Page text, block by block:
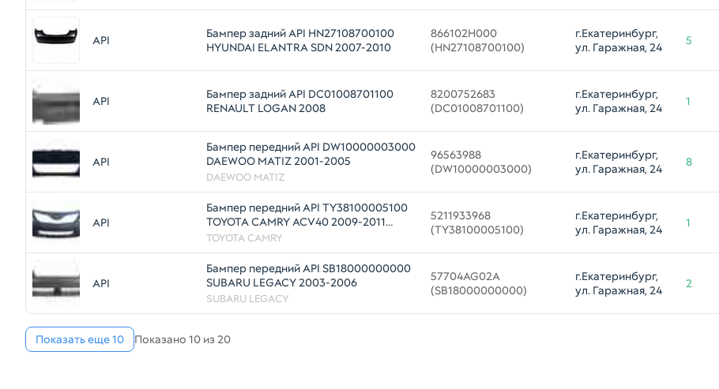
API
Бампер задний API HN27108700100
HYUNDAI ELANTRA SDN 2007-2010
866102H000
(HN27108700100)
г.Екатеринбург,
ул. Гаражная, 24
5
API
Бампер задний API DC01008701100
RENAULT LOGAN 2008
8200752683
(DC01008701100)
г.Екатеринбург,
ул. Гаражная, 24
1
API
Бампер передний API DW10000003000
DAEWOO MATIZ 2001-2005
DAEWOO MATIZ
96563988
(DW10000003000)
г.Екатеринбург,
ул. Гаражная, 24
8
API
Бампер передний API TY38100005100
TOYOTA CAMRY ACV40 2009-2011
(Уценка)
TOYOTA CAMRY
5211933968
(TY38100005100)
г.Екатеринбург,
ул. Гаражная, 24
1
API
Бампер передний API SB18000000000
SUBARU LEGACY 2003-2006
SUBARU LEGACY
57704AG02A
(SB18000000000)
г.Екатеринбург,
ул. Гаражная, 24
2
Показать еще 10 Показано 10 из 20